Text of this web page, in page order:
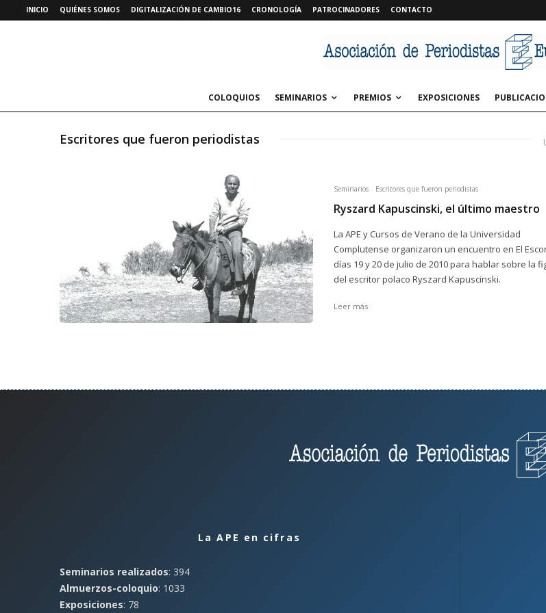
INICIO QUIÉNES SOMOS DIGITALIZACIÓN DE CAMBIO16 CRONOLOGÍA PATROCINADORES CONTACTO
COLOQUIOS SEMINARIOS PREMIOS EXPOSICIONES
Escritores que fueron periodistas
Seminarios Escritores que fueron periodistas
Ryszard Kapuscinski, el último maestro
La APE y Cursos de Verano de la Universidad
Complutense organizaron un encuentro en El
días 19 y 20 de julio de 2010 para hablar sobre la
del escritor polaco Ryszard Kapuscinski.
Leer más
La APE en cifras
Seminarios realizados: 394
Almuerzos-coloquio: 1033
Exposiciones: 78